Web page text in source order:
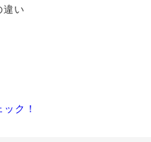
違い
ク！